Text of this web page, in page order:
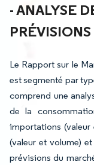
- ANALYSE
Le Rapport sur le
est segmenté par
comprend une
de la
importations (valeur
(valeur et volume)
prévisions du